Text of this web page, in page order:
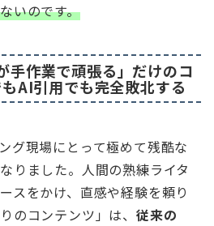
いのです。
手作業で頑張る」だけのコ
AI引用でも完全敗北する
グ現場にとって極めて残酷な
りました。人間の熟練ライタ
スをかけ、直感や経験を頼り
のコンテンツ」は、 従来の